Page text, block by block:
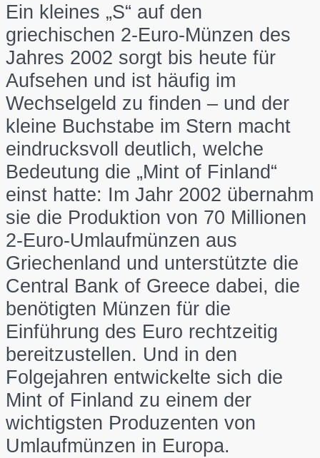
Ein kleines „S“ auf den
griechischen 2-Euro-Münzen des
Jahres 2002 sorgt bis heute für
Aufsehen und ist häufig im
Wechselgeld zu finden – und der
kleine Buchstabe im Stern macht
eindrucksvoll deutlich, welche
Bedeutung die „Mint of Finland“
einst hatte: Im Jahr 2002 übernahm
sie die Produktion von 70 Millionen
2-Euro-Umlaufmünzen aus
Griechenland und unterstützte die
Central Bank of Greece dabei, die
benötigten Münzen für die
Einführung des Euro rechtzeitig
bereitzustellen. Und in den
Folgejahren entwickelte sich die
Mint of Finland zu einem der
wichtigsten Produzenten von
Umlaufmünzen in Europa.